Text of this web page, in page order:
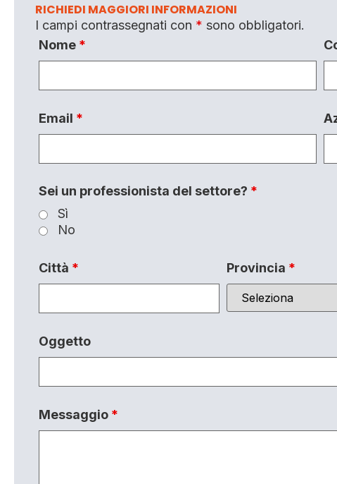
RICHIEDI MAGGIORI INFORMAZIONI
I campi contrassegnati con * sono obbligatori.
Nome *
Email *
Sei un professionista del settore? *
Sì
No
Città * Provincia *
Oggetto
Messaggio *